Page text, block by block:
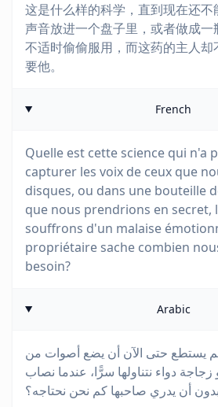
这是什么样的科学，直到现在还
声音放进一个盘子里，或者做成
不适时偷偷服用，而这药的主人
要他。
French
Quelle est cette science qui n'a
capturer les voix de ceux que
disques, ou dans une bouteille
que nous prendrions en secret,
souffrons d'un malaise
propriétaire sache combien
besoin?
Arabic
يستطع حتى الآن أن يضع أصوات من
دواء نتناولها سرًّا، عندما نصاب
أن يدري صاحبها كم نحن نحتاجه؟